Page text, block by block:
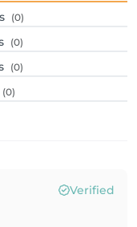
(0)
(0)
(0)
(0)
Verified